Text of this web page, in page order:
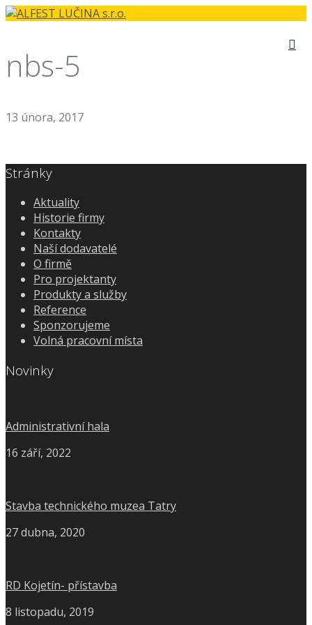
nbs-5
13 února, 2017
Stránky
Aktuality
Historie firmy
Kontakty
Naší dodavatelé
O firmě
Pro projektanty
Produkty a služby
Reference
Sponzorujeme
Volná pracovní místa
Novinky
Administrativní hala
16 září, 2022
Stavba technického muzea Tatry
27 dubna, 2020
RD Kojetín- přístavba
8 listopadu, 2019